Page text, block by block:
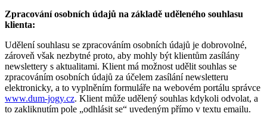
Zpracování osobních údajů na základě uděleného souhlasu
klienta:
Udělení souhlasu se zpracováním osobních údajů je dobrovolné,
zároveň však nezbytné proto, aby mohly být klientům zasílány
newslettery s aktualitami. Klient má možnost udělit souhlas se
zpracováním osobních údajů za účelem zasílání newsletteru
elektronicky, a to vyplněním formuláře na webovém portálu správce
www.dum-jogy.cz. Klient může udělený souhlas kdykoli odvolat, a
to zakliknutím pole „odhlásit se“ uvedeným přímo v textu emailu.